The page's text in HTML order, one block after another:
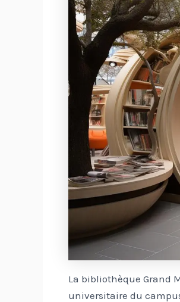
La bibliothèque Grand
universitaire du